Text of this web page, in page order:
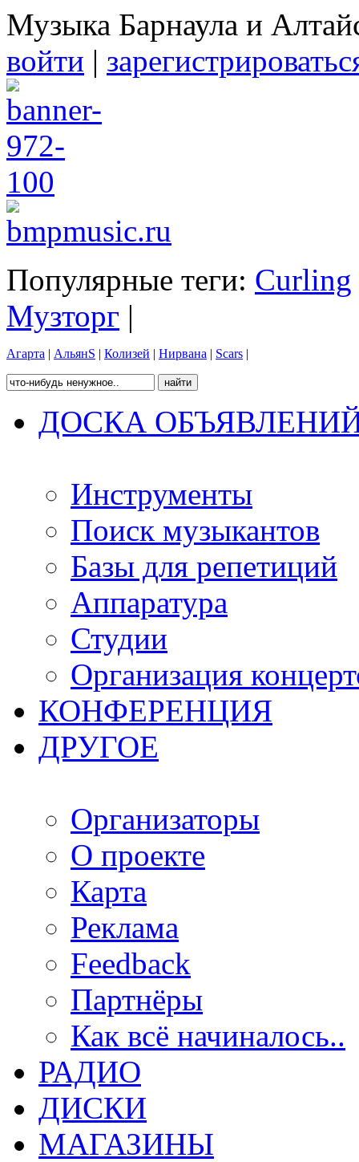
Музыка Барнаула и
войти |
Популярные теги: Curling
Музторг |
Агарта | АльянS | Колизей | Нирвана | Scars |
ДОСКА
Инструменты
Поиск музыкантов
Базы для репетиций
Аппаратура
Студии
Организация
КОНФЕРЕНЦИЯ
ДРУГОЕ
Организаторы
О проекте
Карта
Реклама
Feedback
Партнёры
Как всё начиналось..
РАДИО
ДИСКИ
МАГАЗИНЫ